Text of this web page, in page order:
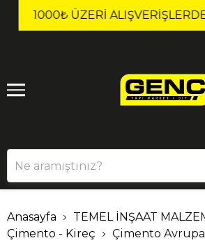
1000₺ ÜZERI ALIŞVERIŞLERDE
1 2
Anasayfa
TEMEL İNŞAAT
Çimento - Kireç
Çimento